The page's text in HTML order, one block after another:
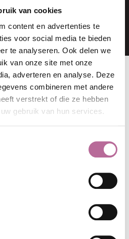
van cookies
content en advertenties te
voor social media te bieden
te analyseren. Ook delen we
van onze site met onze
adverteren en analyse. Deze
combineren met andere
verstrekt of die ze hebben
gebruik van hun services.
OP